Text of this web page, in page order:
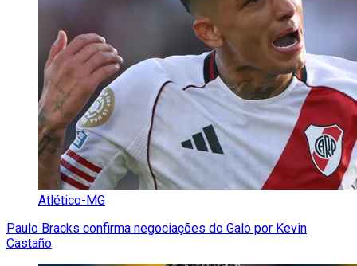
Atlético-MG
Paulo Bracks confirma negociações do Galo por Kevin
Castaño